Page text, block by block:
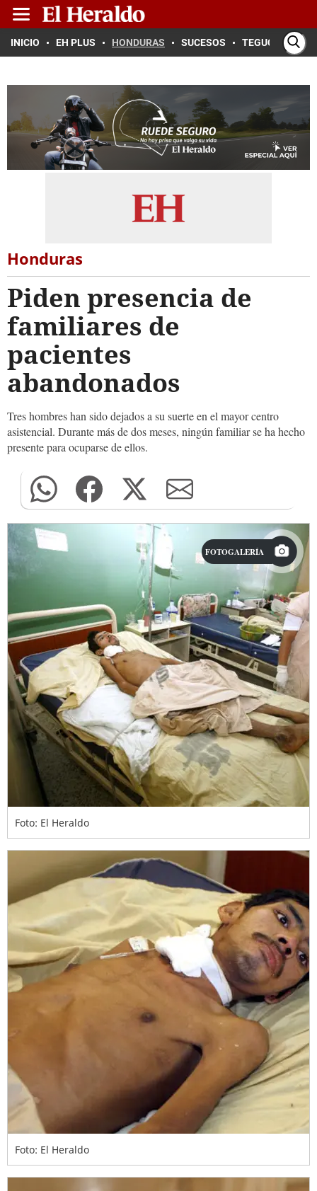
INICIO EH PLUS HONDURAS SUCESOS TEGUCIGALPA
Honduras
Piden presencia de
familiares de
pacientes
abandonados
Tres hombres han sido dejados a su suerte en el mayor centro
asistencial. Durante más de dos meses, ningún familiar se ha hecho
presente para ocuparse de ellos.
FOTOGALERÍA
Foto: El Heraldo
Foto: El Heraldo